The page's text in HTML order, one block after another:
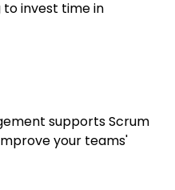
to invest time in
supports Scrum
your teams'